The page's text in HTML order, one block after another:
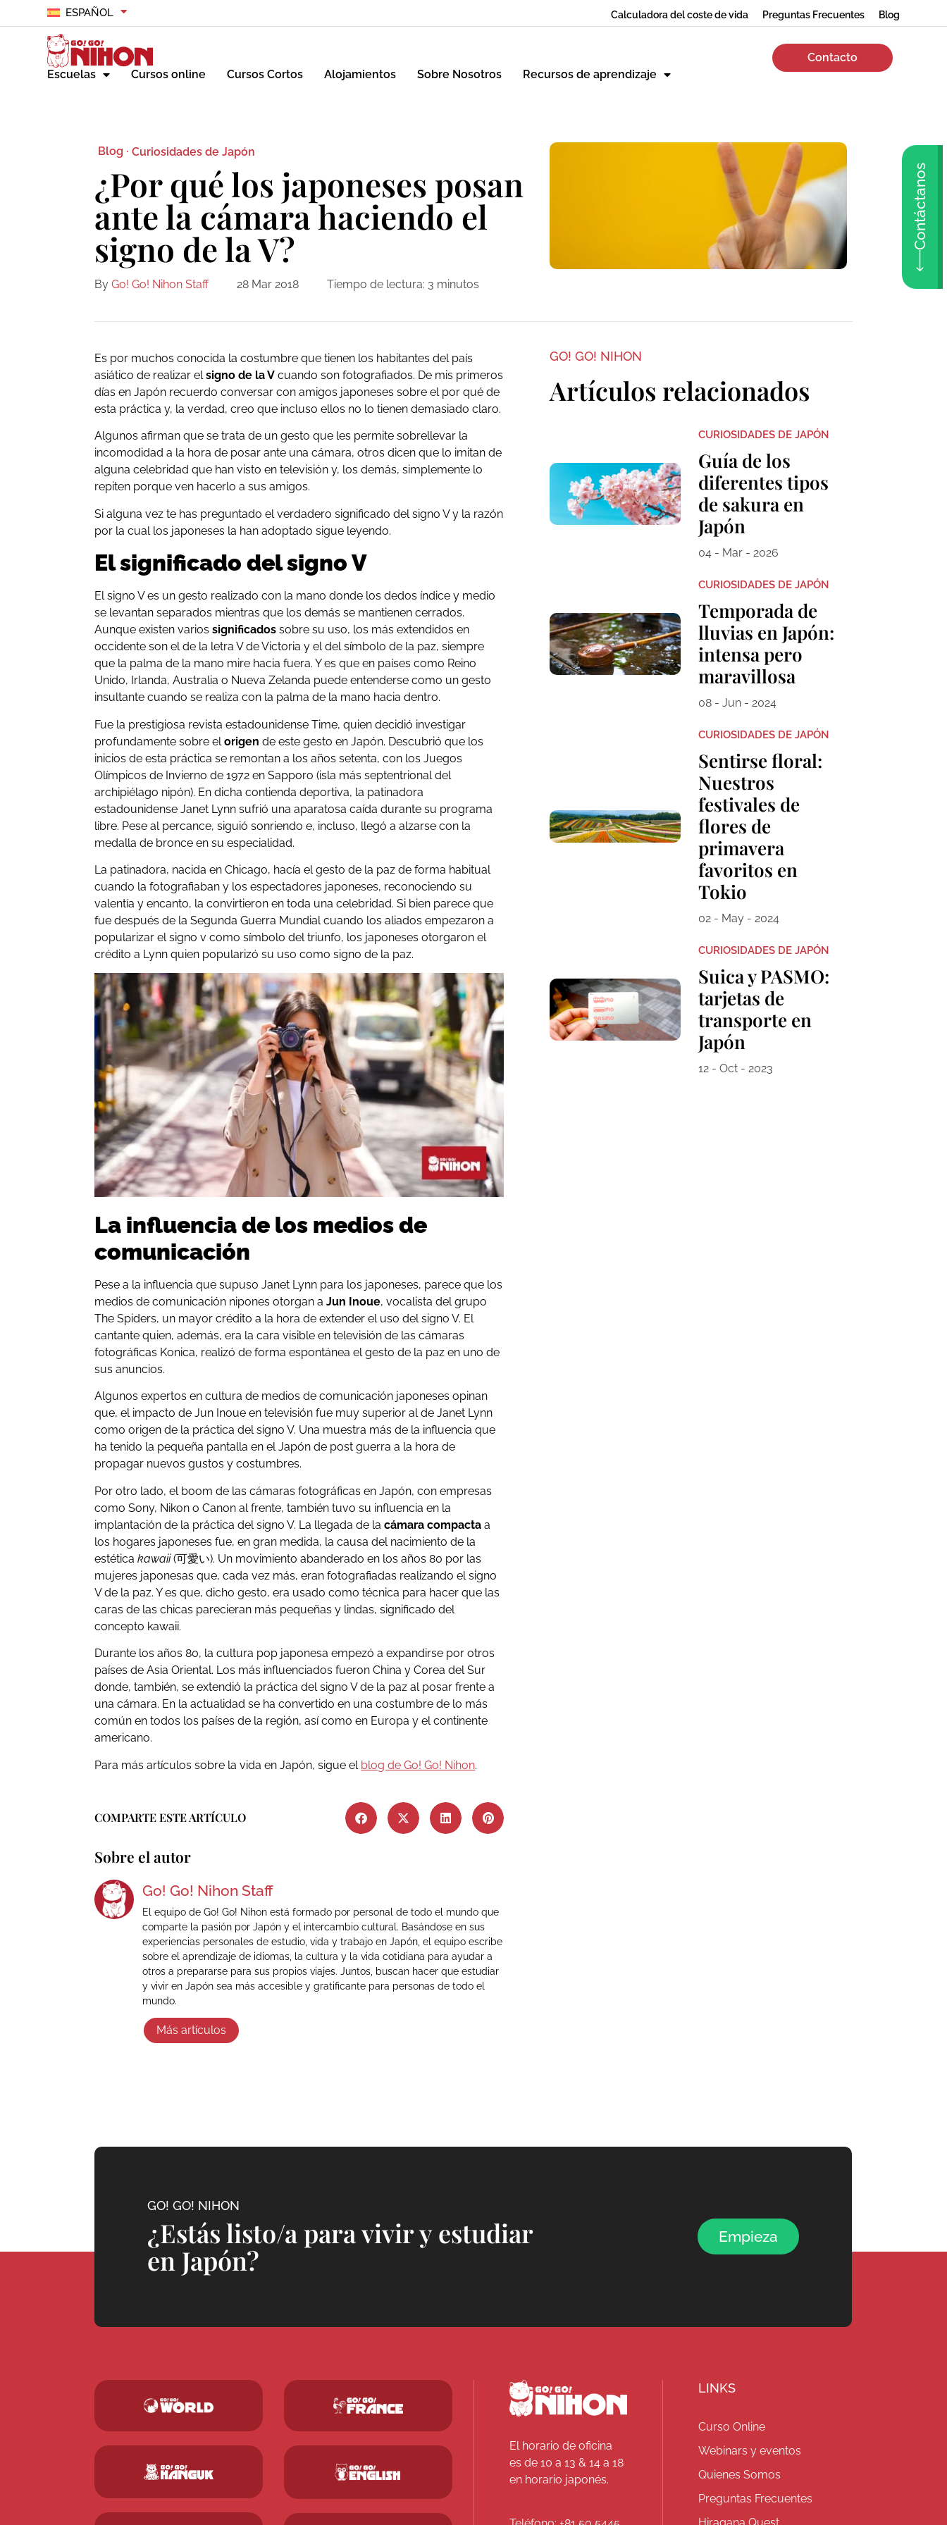
ESPAÑOL Calculadora del coste de vida Preguntas Frecuentes Blog
Escuelas Cursos online Cursos Cortos Alojamientos Sobre Nosotros Recursos de aprendizaje
Contacto
Contáctanos
Blog · Curiosidades de Japón
¿Por qué los japoneses posan
ante la cámara haciendo el
signo de la V?
By Go! Go! Nihon Staff 28 Mar 2018 Tiempo de lectura: 3 minutos
Es por muchos conocida la costumbre que tienen los habitantes del país
asiático de realizar elsigno de la V cuando son fotografiados. De mis primeros
días en Japón recuerdo conversar con amigos japoneses sobre el por qué de
esta práctica y, la verdad, creo que incluso ellos no lo tienen demasiado claro.
Algunos afirman que se trata de un gesto que les permite sobrellevar la
incomodidad a la hora de posar ante una cámara, otros dicen que lo imitan de
alguna celebridad que han visto en televisión y, los demás, simplemente lo
repiten porque ven hacerlo a sus amigos.
Si alguna vez te has preguntado el verdadero significado del signo V y la razón
por la cual los japoneses la han adoptado sigue leyendo.
El significado del signo V
El signo V es un gesto realizado con la mano donde los dedos índice y medio
se levantan separados mientras que los demás se mantienen cerrados.
Aunque existen variossignificados sobre su uso, los más extendidos en
occidente son el de la letra V de Victoria y el del símbolo de la paz, siempre
que la palma de la mano mire hacia fuera. Y es que en países como Reino
Unido, Irlanda, Australia o Nueva Zelanda puede entenderse como un gesto
insultante cuando se realiza con la palma de la mano hacia dentro.
Fue la prestigiosa revista estadounidense Time, quien decidió investigar
profundamente sobre elorigen de este gesto en Japón. Descubrió que los
inicios de esta práctica se remontan a los años setenta, con los Juegos
Olímpicos de Invierno de 1972 en Sapporo (isla más septentrional del
archipiélago nipón). En dicha contienda deportiva, la patinadora
estadounidense Janet Lynn sufrió una aparatosa caída durante su programa
libre. Pese al percance, siguió sonriendo e, incluso, llegó a alzarse con la
medalla de bronce en su especialidad.
La patinadora, nacida en Chicago, hacía el gesto de la paz de forma habitual
cuando la fotografiaban y los espectadores japoneses, reconociendo su
valentía y encanto, la convirtieron en toda una celebridad. Si bien parece que
fue después de la Segunda Guerra Mundial cuando los aliados empezaron a
popularizar el signo v como símbolo del triunfo, los japoneses otorgaron el
crédito a Lynn quien popularizó su uso como signo de la paz.
La influencia de los medios de
comunicación
Pese a la influencia que supuso Janet Lynn para los japoneses, parece que los
medios de comunicación nipones otorgan aJun Inoue, vocalista del grupo
The Spiders, un mayor crédito a la hora de extender el uso del signo V. El
cantante quien, además, era la cara visible en televisión de las cámaras
fotográficas Konica, realizó de forma espontánea el gesto de la paz en uno de
sus anuncios.
Algunos expertos en cultura de medios de comunicación japoneses opinan
que, el impacto de Jun Inoue en televisión fue muy superior al de Janet Lynn
como origen de la práctica del signo V. Una muestra más de la influencia que
ha tenido la pequeña pantalla en el Japón de post guerra a la hora de
propagar nuevos gustos y costumbres.
Por otro lado, el boom de las cámaras fotográficas en Japón, con empresas
como Sony, Nikon o Canon al frente, también tuvo su influencia en la
implantación de la práctica del signo V. La llegada de la cámara compacta a
los hogares japoneses fue, en gran medida, la causa del nacimiento de la
estéticakawaii(可愛い). Un movimiento abanderado en los años 80 por las
mujeres japonesas que, cada vez más, eran fotografiadas realizando el signo
V de la paz. Y es que, dicho gesto, era usado como técnica para hacer que las
caras de las chicas parecieran más pequeñas y lindas, significado del
concepto kawaii.
Durante los años 80, la cultura pop japonesa empezó a expandirse por otros
países de Asia Oriental. Los más influenciados fueron China y Corea del Sur
donde, también, se extendió la práctica del signo V de la paz al posar frente a
una cámara. En la actualidad se ha convertido en una costumbre de lo más
común en todos los países de la región, así como en Europa y el continente
americano.
Para más artículos sobre la vida en Japón, sigue el blog de Go! Go! Nihon.
COMPARTE ESTE ARTÍCULO
Sobre el autor
Go! Go! Nihon Staff
El equipo de Go! Go! Nihon está formado por personal de todo el mundo que
comparte la pasión por Japón y el intercambio cultural. Basándose en sus
experiencias personales de estudio, vida y trabajo en Japón, el equipo escribe
sobre el aprendizaje de idiomas, la cultura y la vida cotidiana para ayudar a
otros a prepararse para sus propios viajes. Juntos, buscan hacer que estudiar
y vivir en Japón sea más accesible y gratificante para personas de todo el
mundo.
Más artículos
GO! GO! NIHON
Artículos relacionados
CURIOSIDADES DE JAPÓN
Guía de los
diferentes tipos
de sakura en
Japón
04 - Mar - 2026
CURIOSIDADES DE JAPÓN
Temporada de
lluvias en Japón:
intensa pero
maravillosa
08 - Jun - 2024
CURIOSIDADES DE JAPÓN
Sentirse floral:
Nuestros
festivales de
flores de
primavera
favoritos en
Tokio
02 - May - 2024
CURIOSIDADES DE JAPÓN
Suica y PASMO:
tarjetas de
transporte en
Japón
12 - Oct - 2023
GO! GO! NIHON
¿Estás listo/a para vivir y estudiar
en Japón?
Empieza
El horario de oficina
es de 10 a 13 & 14 a 18
en horario japonés.
LINKS
Curso Online
Webinars y eventos
Quienes Somos
Preguntas Frecuentes